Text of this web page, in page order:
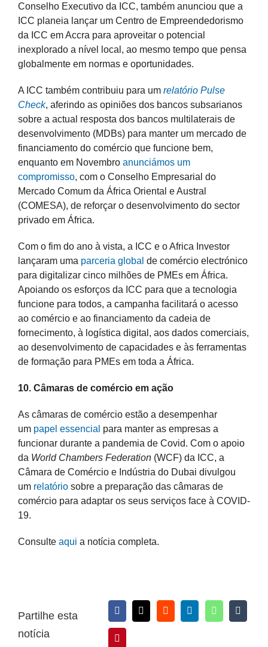
Conselho Executivo da ICC, também anunciou que a
ICC planeia lançar um Centro de Empreendedorismo
da ICC em Accra para aproveitar o potencial
inexplorado a nível local, ao mesmo tempo que pensa
globalmente em normas e oportunidades.
A ICC também contribuiu para um relatório Pulse
Check, aferindo as opiniões dos bancos subsarianos
sobre a actual resposta dos bancos multilaterais de
desenvolvimento (MDBs) para manter um mercado de
financiamento do comércio que funcione bem,
enquanto em Novembro anunciámos um
compromisso, com o Conselho Empresarial do
Mercado Comum da África Oriental e Austral
(COMESA), de reforçar o desenvolvimento do sector
privado em África.
Com o fim do ano à vista, a ICC e o Africa Investor
lançaram uma parceria global de comércio electrónico
para digitalizar cinco milhões de PMEs em África.
Apoiando os esforços da ICC para que a tecnologia
funcione para todos, a campanha facilitará o acesso
ao comércio e ao financiamento da cadeia de
fornecimento, à logística digital, aos dados comerciais,
ao desenvolvimento de capacidades e às ferramentas
de formação para PMEs em toda a África.
10. Câmaras de comércio em ação
As câmaras de comércio estão a desempenhar
um papel essencial para manter as empresas a
funcionar durante a pandemia de Covid. Com o apoio
da World Chambers Federation(WCF) da ICC, a
Câmara de Comércio e Indústria do Dubai divulgou
um relatóriosobre a preparação das câmaras de
comércio para adaptar os seus serviços face à COVID-
19.
Consulte aqui a notícia completa.
Partilhe esta
notícia